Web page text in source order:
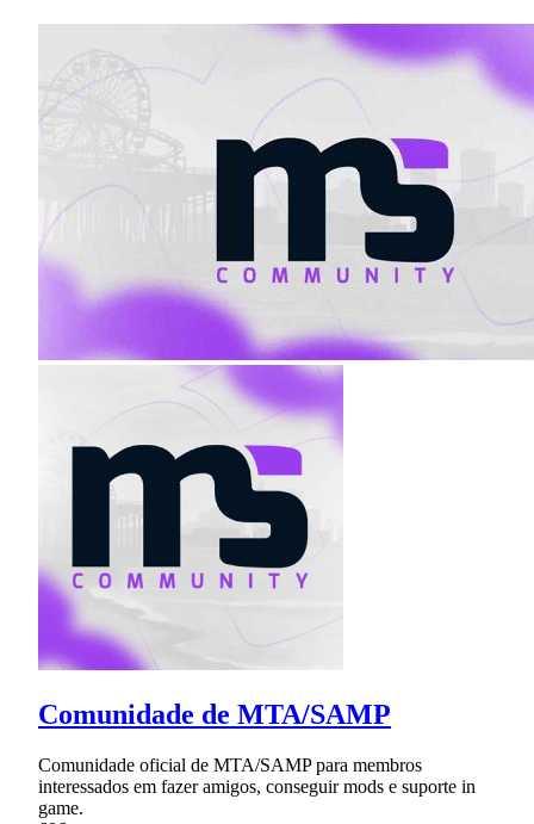
Comunidade de MTA/SAMP
Comunidade oficial de MTA/SAMP para membros
interessados em fazer amigos, conseguir mods e suporte in
game.